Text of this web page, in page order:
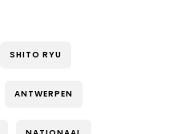
SHITO RYU
ANTWERPEN